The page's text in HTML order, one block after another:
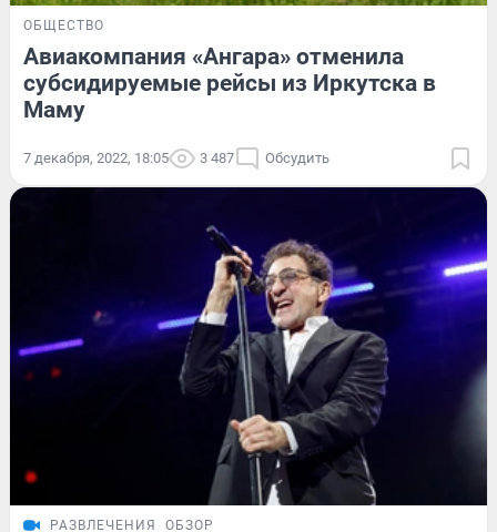
ОБЩЕСТВО
Авиакомпания «Ангара» отменила
субсидируемые рейсы из Иркутска в
Маму
7 декабря, 2022, 18:05 3 487 Обсудить
РАЗВЛЕЧЕНИЯ ОБЗОР